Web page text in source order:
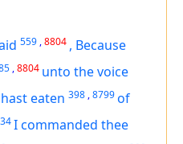
559 ,8804 , Because
,8804 unto the voice
eaten 398 ,8799of
I commanded thee